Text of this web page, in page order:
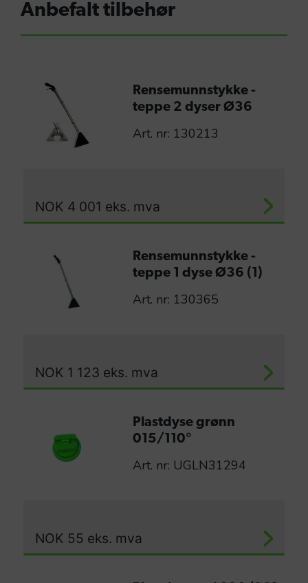
Anbefalt tilbehør
Rensemunnstykke -
teppe 2 dyser Ø36
Art. nr: 130213
NOK 4 001 eks. mva
Rensemunnstykke -
teppe 1 dyse Ø36 (1)
Art. nr: 130365
NOK 1 123 eks. mva
Plastdyse grønn
015/110°
Art. nr: UGLN31294
NOK 55 eks. mva